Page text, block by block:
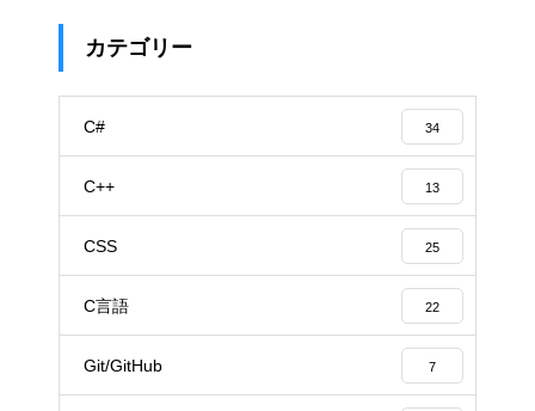
カテゴリー
C# 34
C++ 13
CSS 25
C言語 22
Git/GitHub 7